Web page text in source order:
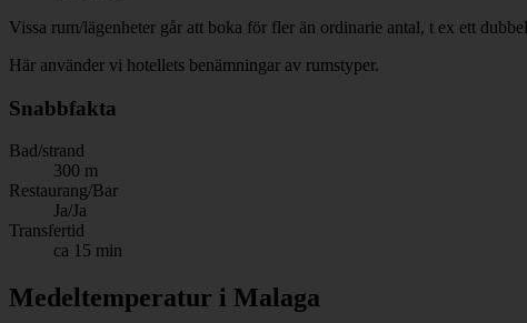
Vissa rum/lägenheter går att boka för fler än ordinarie antal, t ex ett
Här använder vi hotellets benämningar av rumstyper.
Snabbfakta
Bad/strand
300 m
Restaurang/Bar
Ja/Ja
Transfertid
ca 15 min
Medeltemperatur i Malaga